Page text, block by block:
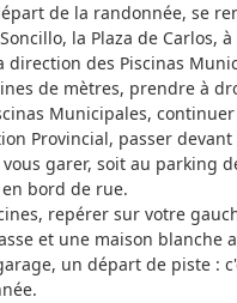
de la randonnée, se
la Plaza de Carlos,
direction des Piscinas
de mètres, prendre à
Municipales,
Provincial, passer devant
garer, soit au parking
bord de rue.
repérer sur votre
et une maison blanche
un départ de piste :